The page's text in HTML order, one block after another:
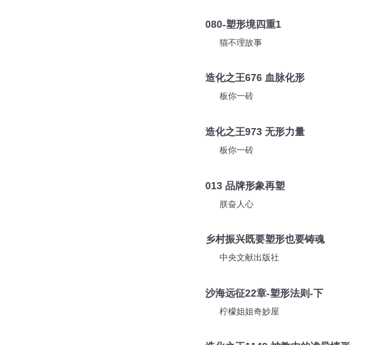
080-塑形境四重1
猫不理故事
造化之王676 血脉化形
板你一砖
造化之王973 无形力量
板你一砖
013 品牌形象再塑
朕奋人心
乡村振兴既要塑形也要铸魂
中央文献出版社
沙海远征22章-塑形法则-下
柠檬姐姐奇妙屋